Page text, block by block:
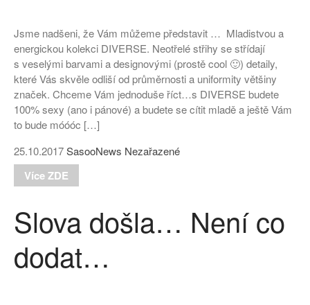
Jsme nadšeni, že Vám můžeme představit … Mladistvou a
energickou kolekci DIVERSE. Neotřelé střihy se střídají
s veselými barvami a designovými (prostě cool 🙂) detaily,
které Vás skvěle odliší od průměrnosti a uniformity většiny
značek. Chceme Vám jednoduše říct…s DIVERSE budete
100% sexy (ano i pánové) a budete se cítit mladě a ještě Vám
to bude móóóc […]
25.10.2017SasooNews Nezařazené
Více ZDE
Slova došla… Není co
dodat…